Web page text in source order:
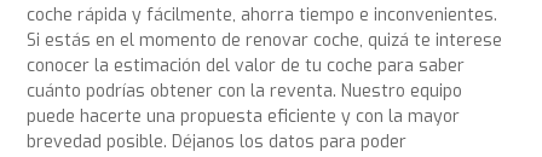
coche rápida y fácilmente, ahorra tiempo e inconvenientes.
Si estás en el momento de renovar coche, quizá te interese
conocer la estimación del valor de tu coche para saber
cuánto podrías obtener con la reventa. Nuestro equipo
puede hacerte una propuesta eficiente y con la mayor
brevedad posible. Déjanos los datos para poder